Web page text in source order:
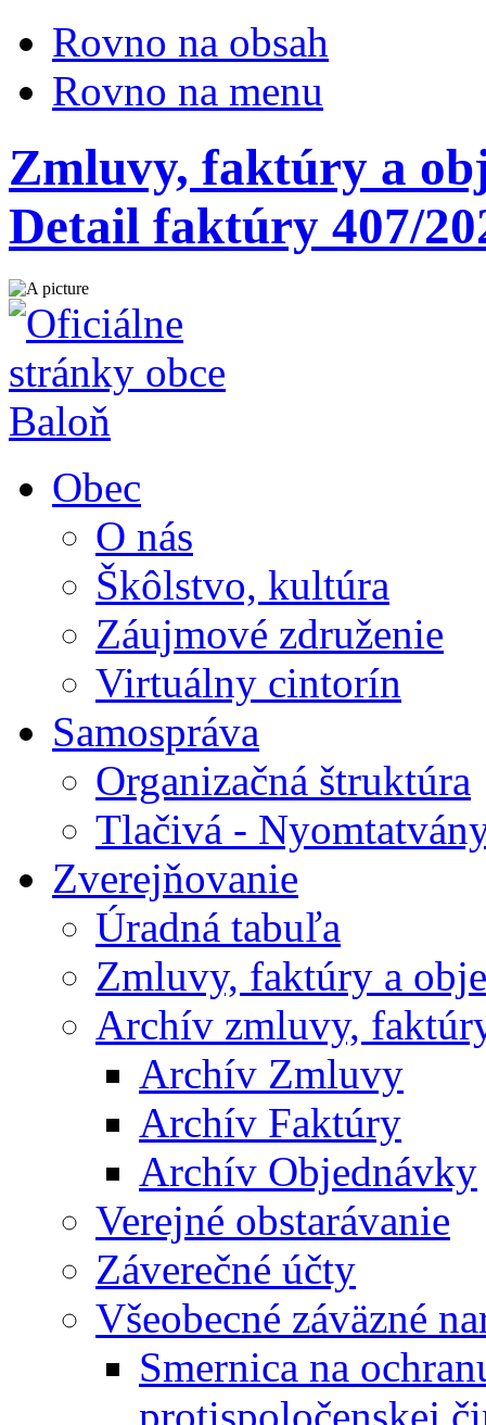
Rovno na obsah
Rovno na menu
Zmluvy, faktúry a
Detail faktúry 407/
Obec
O nás
Škôlstvo, kultúra
Záujmové združenie
Virtuálny cintorín
Samospráva
Organizačná štruktúra
Tlačivá -
Zverejňovanie
Úradná tabuľa
Zmluvy, faktúry a
Archív zmluvy,
Archív Zmluvy
Archív Faktúry
Archív Objednávky
Verejné obstarávanie
Záverečné účty
Všeobecné záväzné
Smernica na
protispoločenskej